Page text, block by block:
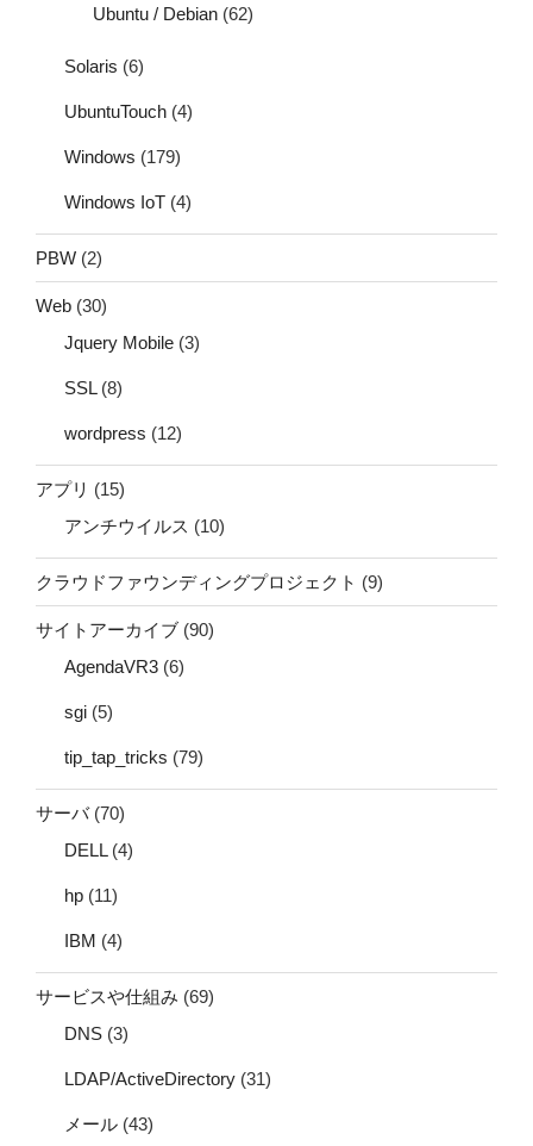
Ubuntu / Debian (62)
Solaris (6)
UbuntuTouch (4)
Windows (179)
Windows IoT (4)
PBW (2)
Web (30)
Jquery Mobile (3)
SSL(8)
wordpress (12)
アプリ (15)
アンチウイルス (10)
クラウドファウンディングプロジェクト (9)
サイトアーカイブ (90)
AgendaVR3 (6)
sgi (5)
tip_tap_tricks (79)
サーバ(70)
DELL(4)
hp (11)
IBM (4)
サービスや仕組み (69)
DNS (3)
LDAP/ActiveDirectory (31)
メール (43)